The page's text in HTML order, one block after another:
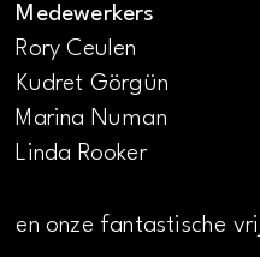
Medewerkers
Rory Ceulen
Kudret Görgün
Marina Numan
Linda Rooker
en onze fantastische